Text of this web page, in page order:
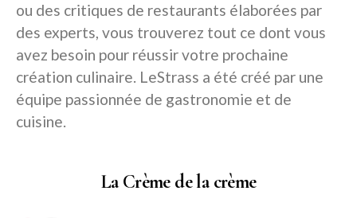
ou des critiques de restaurants élaborées par
des experts, vous trouverez tout ce dont vous
avez besoin pour réussir votre prochaine
création culinaire. LeStrass a été créé par une
équipe passionnée de gastronomie et de
cuisine.
La Crème de la crème